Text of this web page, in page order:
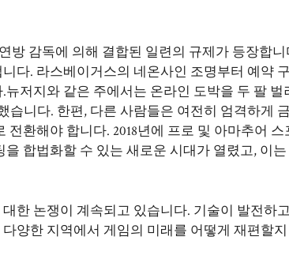
방 감독에 의해 결합된 일련의 규제가 등장합니
다. 라스베이거스의 네온사인 조명부터 예약
저지와 같은 주에서는 온라인 도박을 두 팔 벌
니다. 한편, 다른 사람들은 여전히 엄격하게
환해야 합니다. 2018년에 프로 및 아마추어 스
합법화할 수 있는 새로운 시대가 열렸고, 이
한 논쟁이 계속되고 있습니다. 기술이 발전하
양한 지역에서 게임의 미래를 어떻게 재편할